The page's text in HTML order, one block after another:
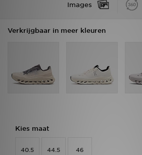
Images
Verkrijgbaar in meer kleuren
Kies maat
40.5 44.5 46
Klantenservice
Vacatures